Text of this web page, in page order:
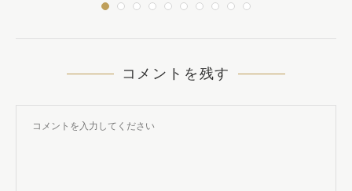
コメントを残す